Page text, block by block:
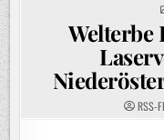
Welterbe
RSS-